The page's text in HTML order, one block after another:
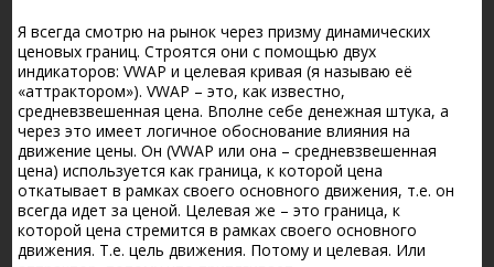
Я всегда смотрю на рынок через призму динамических
ценовых границ. Строятся они с помощью двух
индикаторов: VWAP и целевая кривая (я называю её
«аттрактором»). VWAP – это, как известно,
средневзвешенная цена. Вполне себе денежная штука, а
через это имеет логичное обоснование влияния на
движение цены. Он (VWAP или она – средневзвешенная
цена) используется как граница, к которой цена
откатывает в рамках своего основного движения, т.е. он
всегда идет за ценой. Целевая же – это граница, к
которой цена стремится в рамках своего основного
движения. Т.е. цель движения. Потому и целевая. Или